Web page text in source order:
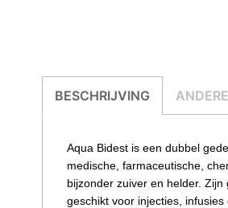
BESCHRIJVING
Aqua Bidest is een dubbel
medische, farmaceutische,
bijzonder zuiver en helder.
geschikt voor injecties, infusies